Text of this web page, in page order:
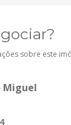
sobre este
Miguel